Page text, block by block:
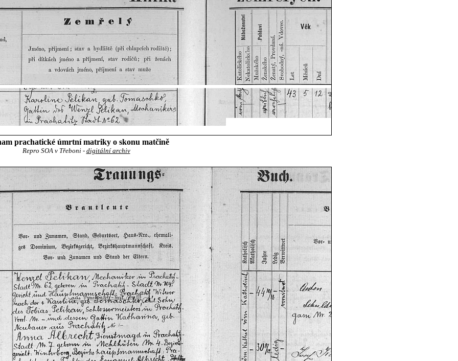
prachatické úmrtní matriky o skonu matčině
Repro SOA v Třeboni - digitální archiv